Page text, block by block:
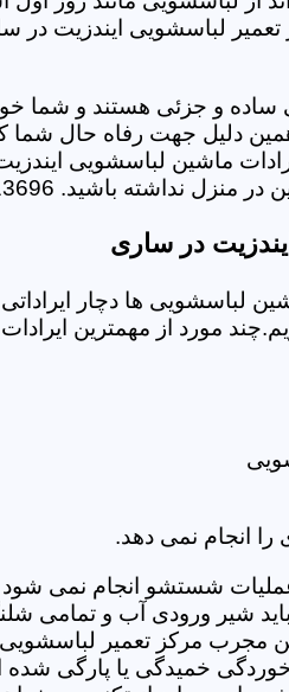
لباسشویی ایندزیت در
ساده و جزئی هستند و شما
دلیل جهت رفاه حال شما
ماشین لباسشویی
09014513696 آقای قربانی
در ساری
لباسشویی ها دچار
مورد از مهمترین
انجام نمی دهد.
شستشو انجام نمی شود
باید شیر ورودی آب و
مجرب مرکز تعمیر
خمیدگی یا پارگی شده